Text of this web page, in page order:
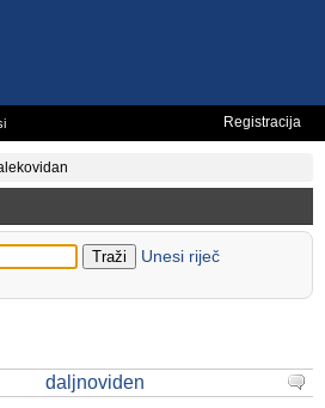
Registracija
Unesi riječ
daljnoviden